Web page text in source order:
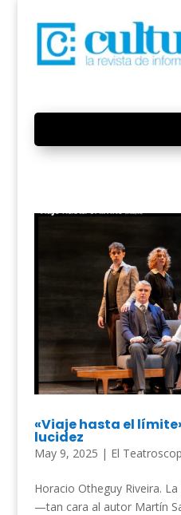
«Viaje hasta el
lucidez
May 9, 2025 | El
Horacio Otheguy Riveira.
—tan cara al autor Martín